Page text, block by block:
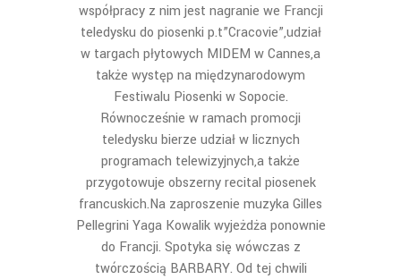
współpracy z nim jest nagranie we Francji
teledysku do piosenki p.t”Cracovie”,udział
w targach płytowych MIDEM w Cannes,a
także występ na międzynarodowym
Festiwalu Piosenki w Sopocie.
Równocześnie w ramach promocji
teledysku bierze udział w licznych
programach telewizyjnych,a także
przygotowuje obszerny recital piosenek
francuskich.Na zaproszenie muzyka Gilles
Pellegrini Yaga Kowalik wyjeżdża ponownie
do Francji. Spotyka się wówczas z
twórczością BARBARY. Od tej chwili